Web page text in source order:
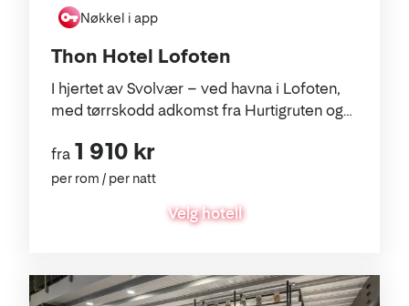
Thon Hotel Lofoten
I hjertet av Svolvær – ved havna i Lofoten,
med tørrskodd adkomst fra Hurtigruten og
Nøkkel i app
fra 1 910 kr
per rom / per natt
Velg hotell